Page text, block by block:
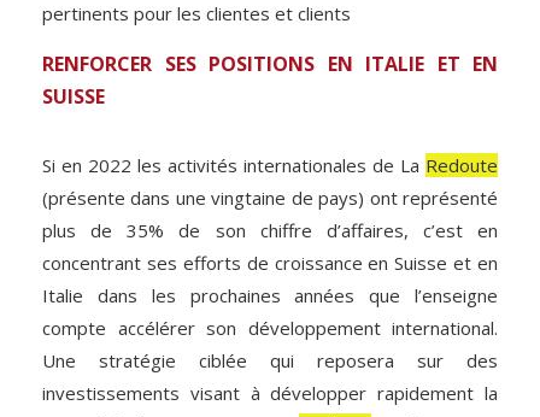
pertinents pour les clientes et clients
RENFORCER SES POSITIONS EN ITALIE ET EN
SUISSE
Si en 2022 les activités internationales de La Redoute
(présente dans une vingtaine de pays) ont représenté
plus de 35% de son chiffre d’affaires, c’est en
concentrant ses efforts de croissance en Suisse et en
Italie dans les prochaines années que l’enseigne
compte accélérer son développement international.
Une stratégie ciblée qui reposera sur des
investissements visant à développer rapidement la